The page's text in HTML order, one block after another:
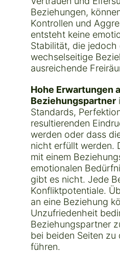
Beziehungen,
Kontrollen und
entsteht keine
Stabilität, die jedoch
wechselseitige
ausreichende
Hohe Erwartungen
Beziehungspartner
Standards,
resultierenden
werden oder dass
nicht erfüllt werden.
mit einem
emotionalen
gibt es nicht. Jede
Konfliktpotentiale.
an eine Beziehung
Unzufriedenheit
Beziehungspartner
bei beiden Seiten
führen.